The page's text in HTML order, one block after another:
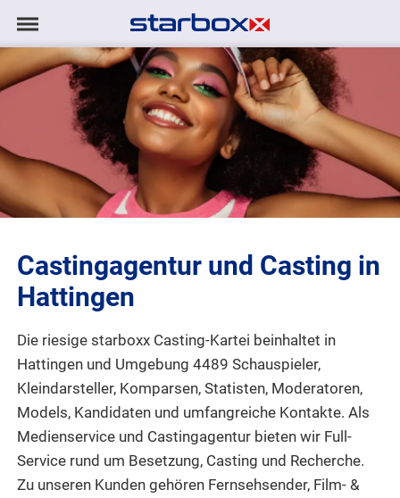
Navigation
anzeigen/ausblenden
Navigation
AGENTUR
MODELS
TALENTE
PROJEKTE
LOGIN
KONTAKT
EN
Castingagentur und Casting in
Hattingen
Die riesige starboxx Casting-Kartei beinhaltet in
Hattingen und Umgebung 4489 Schauspieler,
Kleindarsteller, Komparsen, Statisten, Moderatoren,
Models, Kandidaten und umfangreiche Kontakte. Als
Medienservice und Castingagentur bieten wir Full-
Service rund um Besetzung, Casting und Recherche.
Zu unseren Kunden gehören Fernsehsender, Film- &